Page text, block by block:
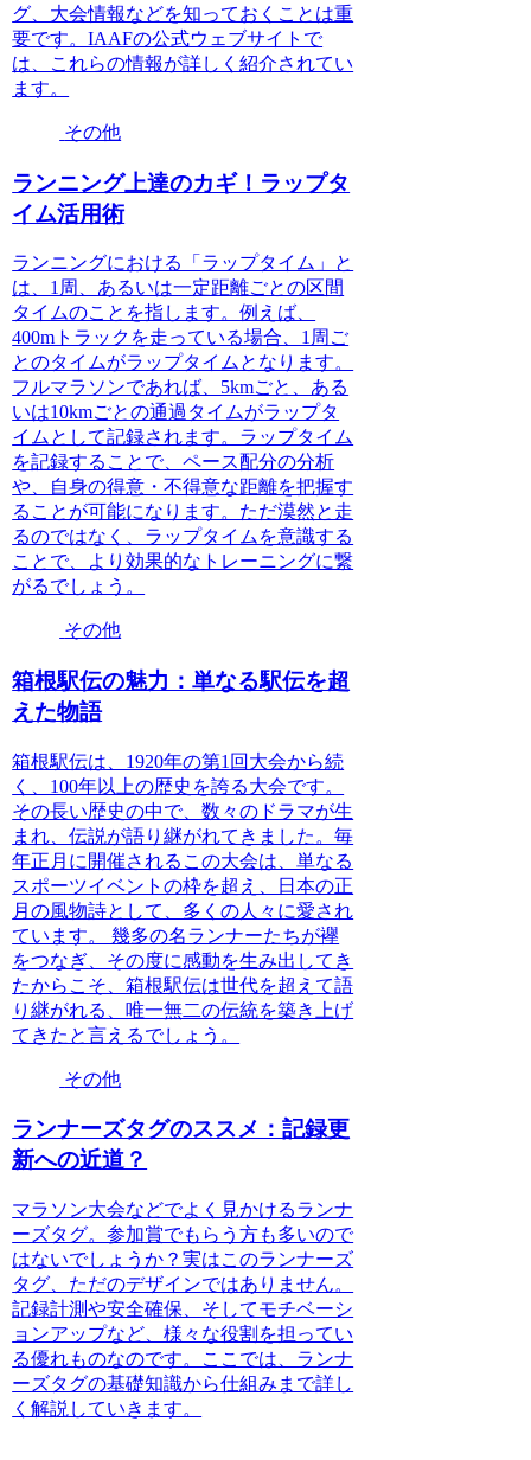
グ、大会情報などを知っておくことは重
要です。IAAFの公式ウェブサイトで
は、これらの情報が詳しく紹介されてい
ます。
その他
ランニング上達のカギ！ラップタ
イム活用術
ランニングにおける「ラップタイム」と
は、1周、あるいは一定距離ごとの区間
タイムのことを指します。例えば、
400mトラックを走っている場合、1周ご
とのタイムがラップタイムとなります。
フルマラソンであれば、5kmごと、ある
いは10kmごとの通過タイムがラップタ
イムとして記録されます。ラップタイム
を記録することで、ペース配分の分析
や、自身の得意・不得意な距離を把握す
ることが可能になります。ただ漠然と走
るのではなく、ラップタイムを意識する
ことで、より効果的なトレーニングに繋
がるでしょう。
その他
箱根駅伝の魅力：単なる駅伝を超
えた物語
箱根駅伝は、1920年の第1回大会から続
く、100年以上の歴史を誇る大会です。
その長い歴史の中で、数々のドラマが生
まれ、伝説が語り継がれてきました。毎
年正月に開催されるこの大会は、単なる
スポーツイベントの枠を超え、日本の正
月の風物詩として、多くの人々に愛され
ています。 幾多の名ランナーたちが襷
をつなぎ、その度に感動を生み出してき
たからこそ、箱根駅伝は世代を超えて語
り継がれる、唯一無二の伝統を築き上げ
てきたと言えるでしょう。
その他
ランナーズタグのススメ：記録更
新への近道？
マラソン大会などでよく見かけるランナ
ーズタグ。参加賞でもらう方も多いので
はないでしょうか？実はこのランナーズ
タグ、ただのデザインではありません。
記録計測や安全確保、そしてモチベーシ
ョンアップなど、様々な役割を担ってい
る優れものなのです。ここでは、ランナ
ーズタグの基礎知識から仕組みまで詳し
く解説していきます。